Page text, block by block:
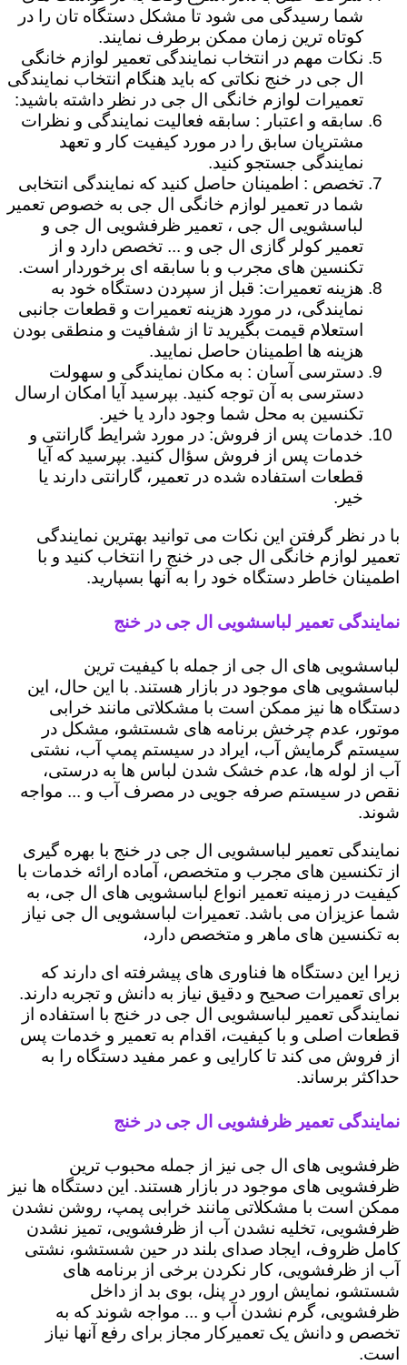
شما رسیدگی می شود تا مشکل دستگاه تان را در
کوتاه ترین زمان ممکن برطرف نمایند.
نکات مهم در انتخاب نمایندگی تعمیر لوازم خانگی
ال جی در خنج نکاتی که باید هنگام انتخاب نمایندگی
تعمیرات لوازم خانگی ال جی در نظر داشته باشید:
سابقه و اعتبار : سابقه فعالیت نمایندگی و نظرات
مشتریان سابق را در مورد کیفیت کار و تعهد
نمایندگی جستجو کنید.
تخصص : اطمینان حاصل کنید که نمایندگی انتخابی
شما در تعمیر لوازم خانگی ال جی به خصوص تعمیر
لباسشویی ال جی ، تعمیر ظرفشویی ال جی و
تعمیر کولر گازی ال جی و ... تخصص دارد و از
تکنسین های مجرب و با سابقه ای برخوردار است.
هزینه تعمیرات: قبل از سپردن دستگاه خود به
نمایندگی، در مورد هزینه تعمیرات و قطعات جانبی
استعلام قیمت بگیرید تا از شفافیت و منطقی بودن
هزینه ها اطمینان حاصل نمایید.
دسترسی آسان : به مکان نمایندگی و سهولت
دسترسی به آن توجه کنید. بپرسید آیا امکان ارسال
تکنسین به محل شما وجود دارد یا خیر.
خدمات پس از فروش: در مورد شرایط گارانتی و
خدمات پس از فروش سؤال کنید. بپرسید که آیا
قطعات استفاده شده در تعمیر، گارانتی دارند یا
خیر.
با در نظر گرفتن این نکات می توانید بهترین نمایندگی
تعمیر لوازم خانگی ال جی در خنج را انتخاب کنید و با
اطمینان خاطر دستگاه خود را به آنها بسپارید.
نمایندگی تعمیر لباسشویی ال جی در خنج
لباسشویی های ال جی از جمله با کیفیت ترین
لباسشویی های موجود در بازار هستند. با این حال، این
دستگاه ها نیز ممکن است با مشکلاتی مانند خرابی
موتور، عدم چرخش برنامه های شستشو، مشکل در
سیستم گرمایش آب، ایراد در سیستم پمپ آب، نشتی
آب از لوله ها، عدم خشک شدن لباس ها به درستی،
نقص در سیستم صرفه جویی در مصرف آب و ... مواجه
شوند.
نمایندگی تعمیر لباسشویی ال جی در خنج با بهره گیری
از تکنسین های مجرب و متخصص، آماده ارائه خدمات با
کیفیت در زمینه تعمیر انواع لباسشویی های ال جی، به
شما عزیزان می باشد. تعمیرات لباسشویی ال جی نیاز
به تکنسین های ماهر و متخصص دارد،
زیرا این دستگاه ها فناوری های پیشرفته ای دارند که
برای تعمیرات صحیح و دقیق نیاز به دانش و تجربه دارند.
نمایندگی تعمیر لباسشویی ال جی در خنج با استفاده از
قطعات اصلی و با کیفیت، اقدام به تعمیر و خدمات پس
از فروش می کند تا کارایی و عمر مفید دستگاه را به
حداکثر برساند.
نمایندگی تعمیر ظرفشویی ال جی در خنج
ظرفشویی های ال جی نیز از جمله محبوب ترین
ظرفشویی های موجود در بازار هستند. این دستگاه ها نیز
ممکن است با مشکلاتی مانند خرابی پمپ، روشن نشدن
ظرفشویی، تخلیه نشدن آب از ظرفشویی، تمیز نشدن
کامل ظروف، ایجاد صدای بلند در حین شستشو، نشتی
آب از ظرفشویی، کار نکردن برخی از برنامه های
شستشو، نمایش ارور در پنل، بوی بد از داخل
ظرفشویی، گرم نشدن آب و ... مواجه شوند که به
تخصص و دانش یک تعمیرکار مجاز برای رفع آنها نیاز
است.